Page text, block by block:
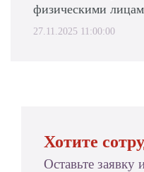
физическими
27.11.2025 11:00:00
Хотите
Оставьте